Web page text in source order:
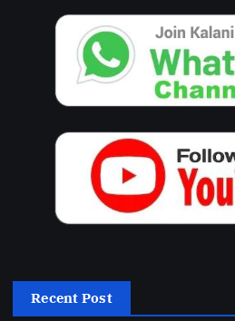
Recent Post